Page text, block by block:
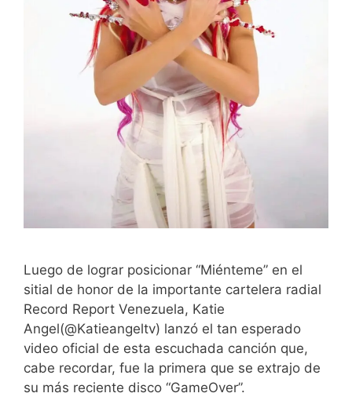
Luego de lograr posicionar “Miénteme” en el
sitial de honor de la importante cartelera radial
Record Report Venezuela, Katie
Angel(@Katieangeltv) lanzó el tan esperado
video oficial de esta escuchada canción que,
cabe recordar, fue la primera que se extrajo de
su más reciente disco “GameOver”.